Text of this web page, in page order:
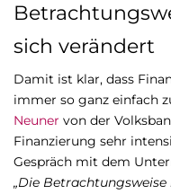
sich verändert
Damit ist klar, dass
immer so ganz einfach
Neuner von der
Finanzierung sehr
Gespräch mit dem
„Die